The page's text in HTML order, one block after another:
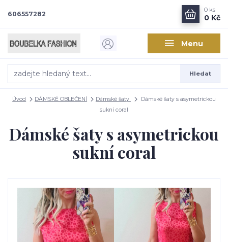
Menu
Hledat
606557282
0 ks
0 Kč
Úvod DÁMSKÉ OBLEČENÍ Dámské šaty
Dámské šaty s asymetrickou
sukní coral
Dámské šaty s asymetrickou
sukní coral